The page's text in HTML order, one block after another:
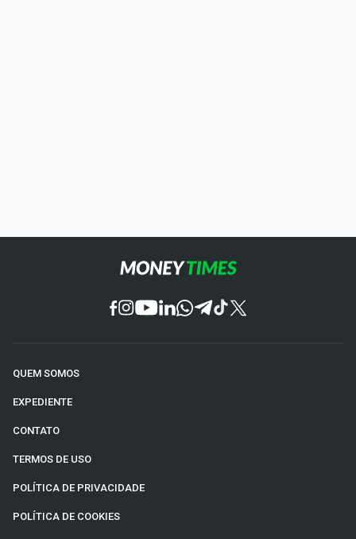
QUEM SOMOS
EXPEDIENTE
CONTATO
TERMOS DE USO
POLÍTICA DE PRIVACIDADE
POLÍTICA DE COOKIES